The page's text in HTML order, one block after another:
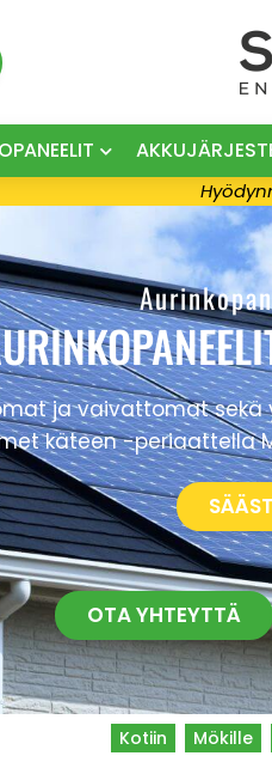
ja vaivattomat
käteen -periaattella
OTA YHTEYTTÄ
Kotiin Mökille